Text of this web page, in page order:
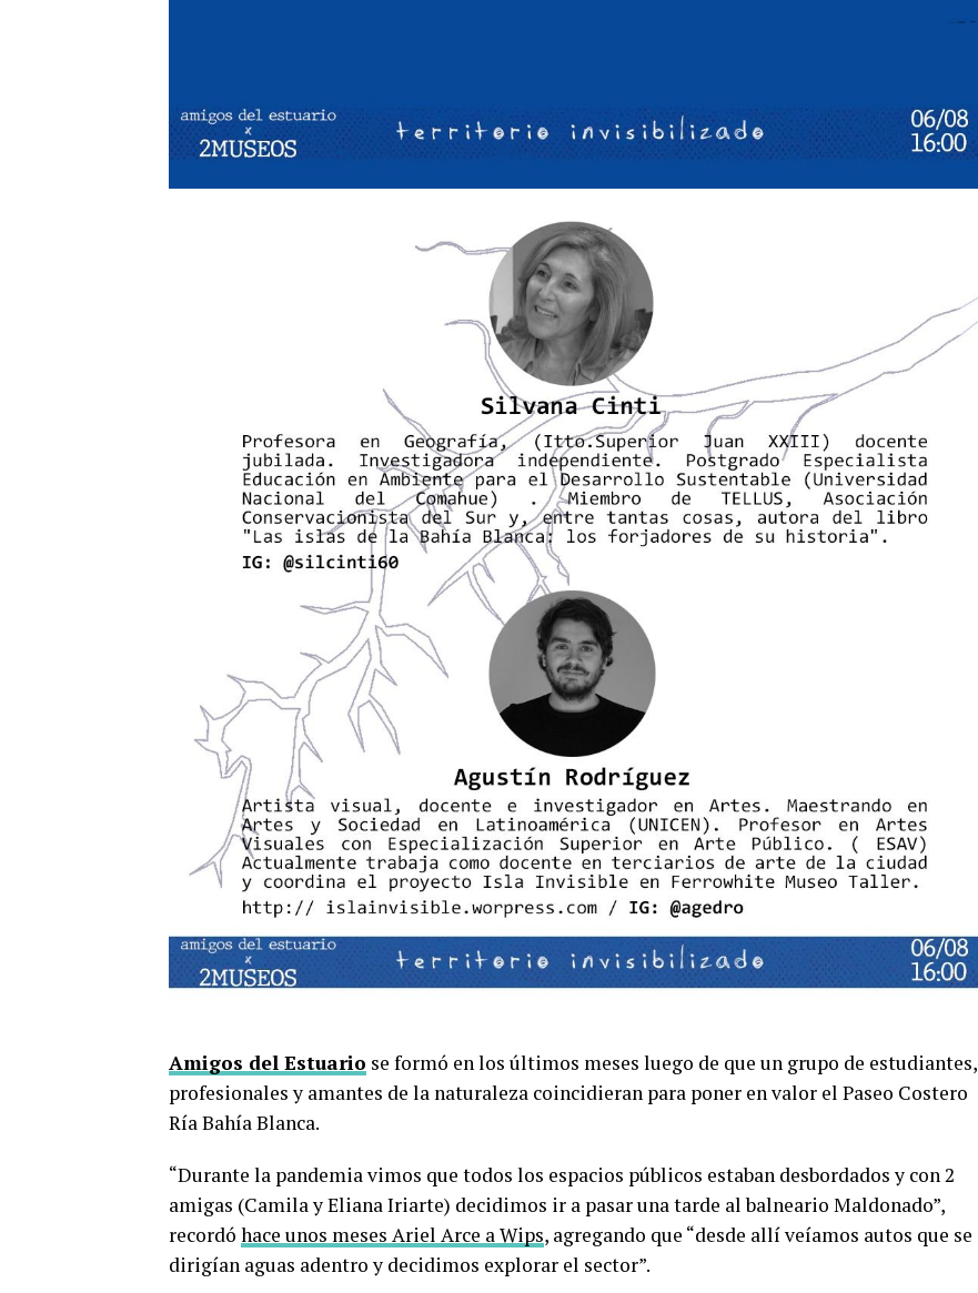
Amigos del Estuario se formó en los últimos meses luego de que un grupo de estudiantes,
profesionales y amantes de la naturaleza coincidieran para poner en valor el Paseo Costero
Ría Bahía Blanca.
“Durante la pandemia vimos que todos los espacios públicos estaban desbordados y con 2
amigas (Camila y Eliana Iriarte) decidimos ir a pasar una tarde al balneario Maldonado”,
recordó hace unos meses Ariel Arce a Wips, agregando que “desde allí veíamos autos que se
dirigían aguas adentro y decidimos explorar el sector”.